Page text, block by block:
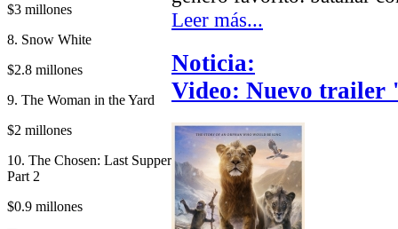
$3 millones
8. Snow White
$2.8 millones
9. The Woman in the Yard
$2 millones
10. The Chosen: Last Supper
Part 2
$0.9 millones
Leer más...
Noticia:
Video: Nuevo trailer